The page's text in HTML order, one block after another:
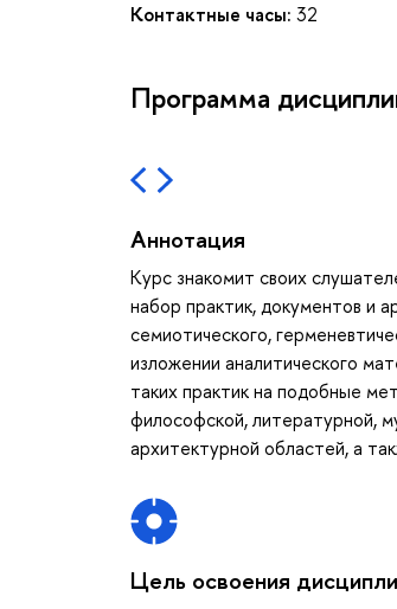
Контактные часы: 32
Программа
Аннотация
Курс знакомит своих
набор практик, документов и
семиотического,
изложении аналитического
таких практик на подобные
философской, литературной,
архитектурной областей, а
Цель освоения